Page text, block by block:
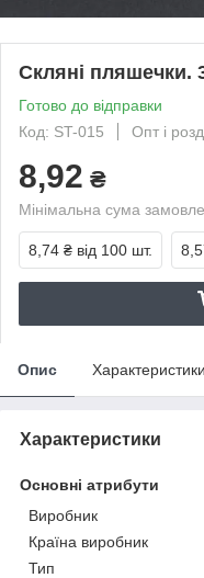
Скляні пляшечки.
Готово до відправки
Код: ST-015
Опт і
8,92 ₴
Мінімальна сума
8,74 ₴ від 100 шт.
Опис Характеристики
Характеристики
Основні атрибути
Виробник
Країна виробник
Тип